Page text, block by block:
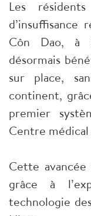
Les
d’insuffisance
Côn Dao, à
désormais
sur place,
continent,
premier
Centre
Cette
grâce à
technologie